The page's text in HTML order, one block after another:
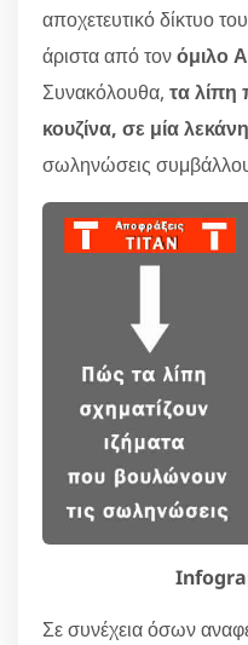
αποχετευτικό δίκτυο
άριστα από τονόμιλο
Συνακόλουθα, τα λίπη
κουζίνα, σε μία
σωληνώσεις
Σε συνέχεια όσων